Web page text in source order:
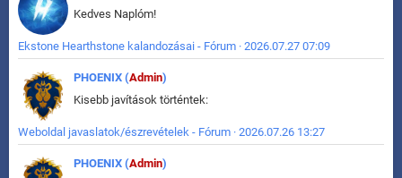
Kedves Naplóm!
Ekstone Hearthstone kalandozásai - Fórum · 2026.07.27 07:09
PHOENIX (Admin)
Kisebb javítások történtek:
Weboldal javaslatok/észrevételek - Fórum · 2026.07.26 13:27
PHOENIX (Admin)